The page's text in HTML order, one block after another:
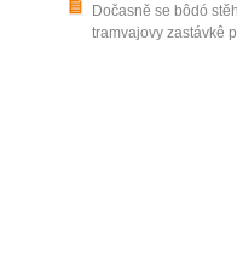
Dočasně se bôdó
tramvajovy zastávkê